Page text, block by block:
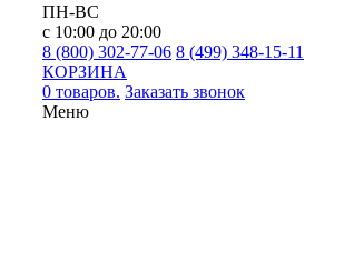
ПН-ВС
с 10:00 до 20:00
8 (800) 302-77-06 8 (499) 348-15-11
КОРЗИНА
0 товаров. Заказать звонок
Меню